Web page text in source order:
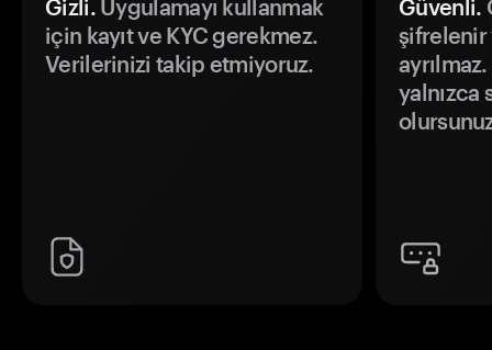
Gizli.Uygulamayı kullanmak
için kayıt ve KYC gerekmez.
Verilerinizi takip etmiyoruz.
Güvenli.
şifrelenir
yalnızca